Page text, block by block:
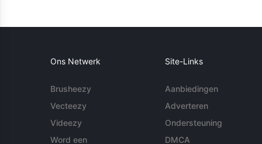
Ons Netwerk
Brusheezy
Vecteezy
Videezy
Word een
Site-Links
Aanbiedingen
Adverteren
Ondersteuning
DMCA